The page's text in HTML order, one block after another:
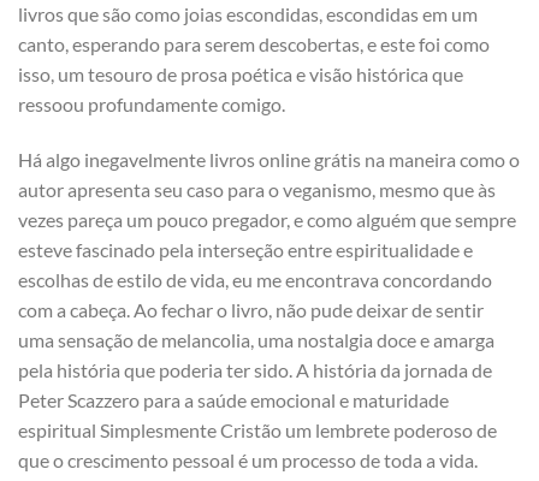
livros que são como joias escondidas, escondidas em um
canto, esperando para serem descobertas, e este foi como
isso, um tesouro de prosa poética e visão histórica que
ressoou profundamente comigo.
Há algo inegavelmente livros online grátis na maneira como o
autor apresenta seu caso para o veganismo, mesmo que às
vezes pareça um pouco pregador, e como alguém que sempre
esteve fascinado pela interseção entre espiritualidade e
escolhas de estilo de vida, eu me encontrava concordando
com a cabeça. Ao fechar o livro, não pude deixar de sentir
uma sensação de melancolia, uma nostalgia doce e amarga
pela história que poderia ter sido. A história da jornada de
Peter Scazzero para a saúde emocional e maturidade
espiritual Simplesmente Cristão um lembrete poderoso de
que o crescimento pessoal é um processo de toda a vida.